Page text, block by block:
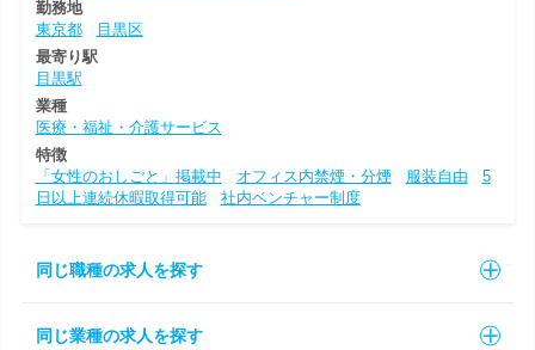
勤務地
東京都
目黒区
最寄り駅
目黒駅
業種
医療・福祉・介護サービス
特徴
「女性のおしごと」掲載中
オフィス内禁煙・分煙 服装自由
5
日以上連続休暇取得可能
社内ベンチャー制度
同じ職種の求人を探す
同じ業種の求人を探す